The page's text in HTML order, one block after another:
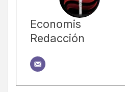
Economis
Redacción